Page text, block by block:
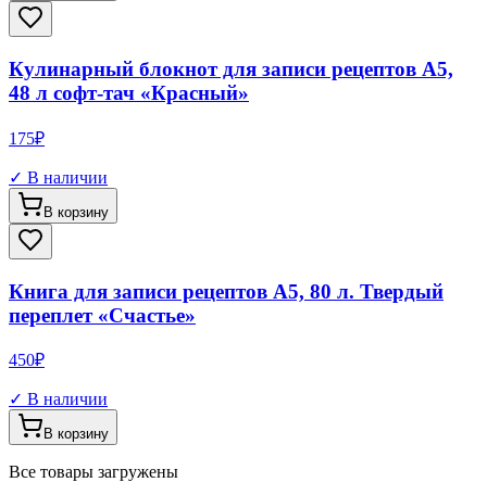
Кулинарный блокнот для записи рецептов А5,
48 л софт-тач «Красный»
175₽
✓ В наличии
В корзину
Книга для записи рецептов А5, 80 л. Твердый
переплет «Счастье»
450₽
✓ В наличии
В корзину
Все товары загружены